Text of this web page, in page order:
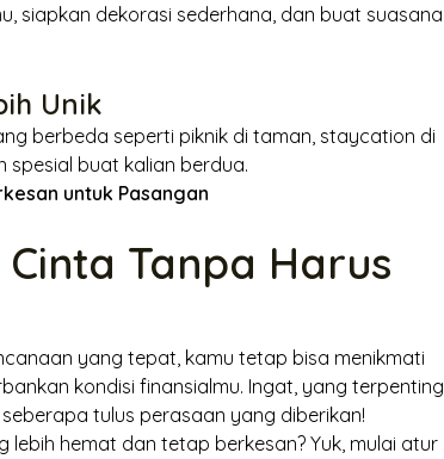
siapkan dekorasi sederhana, dan buat suasana
Unik
berbeda seperti piknik di taman, staycation di
buat kalian berdua.
untuk Pasangan
Tanpa Harus
yang tepat, kamu tetap bisa menikmati
kondisi finansialmu. Ingat, yang terpenting
tulus perasaan yang diberikan!
hemat dan tetap berkesan? Yuk, mulai atur